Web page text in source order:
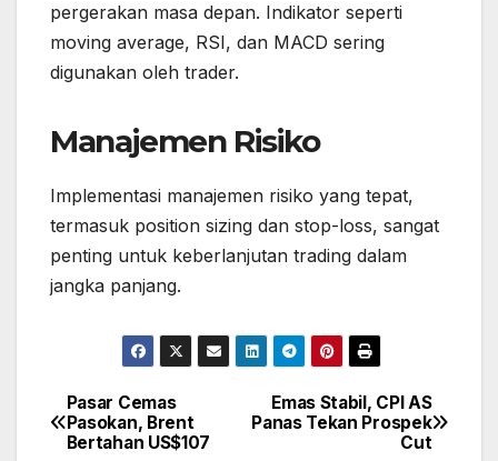
pergerakan masa depan. Indikator seperti
moving average, RSI, dan MACD sering
digunakan oleh trader.
Manajemen Risiko
Implementasi manajemen risiko yang tepat,
termasuk position sizing dan stop-loss, sangat
penting untuk keberlanjutan trading dalam
jangka panjang.
Post
navigation
Emas Stabil, CPI AS
Panas Tekan Prospek
Cut
Pasar Cemas
Pasokan, Brent
Bertahan US$107